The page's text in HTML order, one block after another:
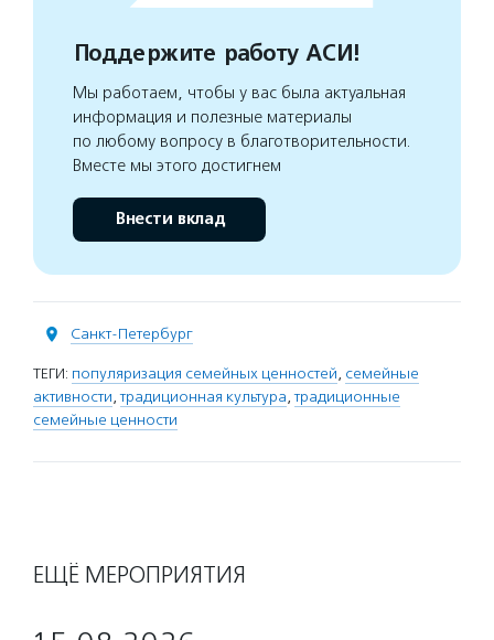
Поддержите работу АСИ!
Мы работаем, чтобы у вас была актуальная
информация и полезные материалы
по любому вопросу в благотворительности.
Вместе мы этого достигнем
Внести вклад
Санкт-Петербург
ТЕГИ: популяризация семейных ценностей, семейные
активности,традиционная культура,традиционные
семейные ценности
ЕЩЁ МЕРОПРИЯТИЯ